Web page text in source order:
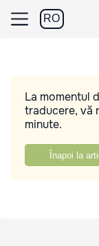
RO
La momentul
traducere, vă
minute.
Înapoi la